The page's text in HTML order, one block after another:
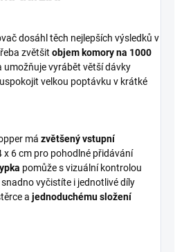
dosáhl těch nejlepších výsledků v
zvětšit objem komory na 1000
vyrábět větší dávky
velkou poptávku v krátké
má zvětšený vstupní
x 6 cm pro pohodlné přidávání
pomůže s vizuální kontrolou
vyčistíte i jednotlivé díly
a jednoduchému složení